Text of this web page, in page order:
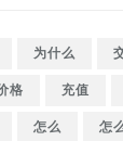
为什么
价格 充值
怎么